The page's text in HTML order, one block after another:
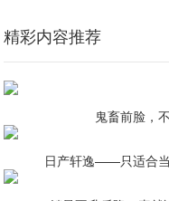
精彩内容推荐
鬼畜前脸，
日产轩逸——只适合